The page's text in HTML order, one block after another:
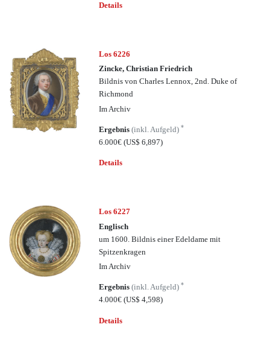
Details
Los 6226
Zincke, Christian Friedrich
Bildnis von Charles Lennox, 2nd. Duke of
Richmond
Im Archiv
Ergebnis(inkl. Aufgeld)*
6.000€(US$ 6,897)
Details
Los 6227
Englisch
um 1600. Bildnis einer Edeldame mit
Spitzenkragen
Im Archiv
Ergebnis(inkl. Aufgeld)*
4.000€(US$ 4,598)
Details